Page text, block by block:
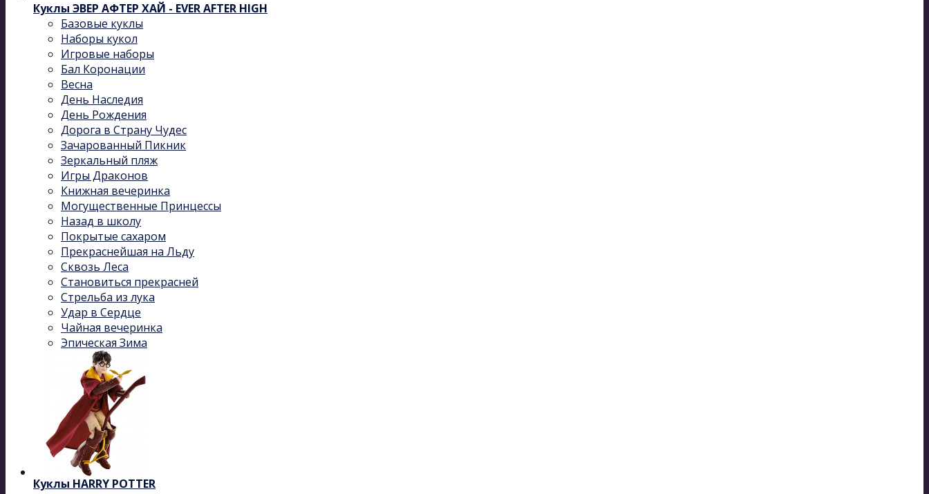
Куклы ЭВЕР АФТЕР ХАЙ - EVER AFTER HIGH
Базовые куклы
Наборы кукол
Игровые наборы
Бал Коронации
Весна
День Наследия
День Рождения
Дорога в Страну Чудес
Зачарованный Пикник
Зеркальный пляж
Игры Драконов
Книжная вечеринка
Могущественные Принцессы
Назад в школу
Покрытые сахаром
Прекраснейшая на Льду
Сквозь Леса
Становиться прекрасней
Стрельба из лука
Удар в Сердце
Чайная вечеринка
Эпическая Зима
Куклы HARRY POTTER